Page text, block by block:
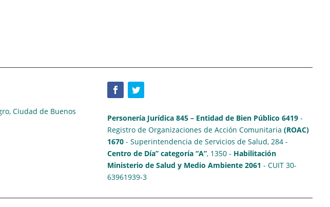
Ciudad de Buenos
Personería Jurídica 845 – Entidad de Bien Público 6419 -
Registro de Organizaciones de Acción Comunitaria(ROAC)
1670 - Superintendencia de Servicios de Salud, 284 -
Centro de Día” categoría “A”, 1350 - Habilitación
Ministerio de Salud y Medio Ambiente 2061 - CUIT 30-
63961939-3